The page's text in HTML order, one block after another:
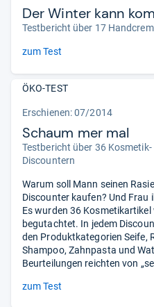
Der Winter kann
Testbericht über 17
zum Test
ÖKO-TEST
Erschienen: 07/2014
Schaum mer mal
Testbericht über 36
Discountern
Warum soll Mann seinen
Discounter kaufen? Und Frau
Es wurden 36 Kosmetikartikel
begutachtet. In jedem
den Produktkategorien Seife,
Shampoo, Zahnpasta und
Beurteilungen reichten von
zum Test